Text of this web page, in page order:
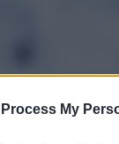
Process My